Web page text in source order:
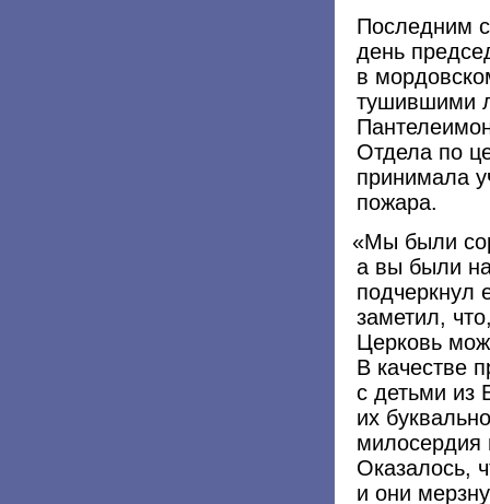
Последним
день
в
тушившими
Отдела по
принимала
пожара.
«Мы были
а вы были
подчеркнул
заметил,
Церковь
В качестве
с детьми из
их
милосердия
Оказалось,
и они